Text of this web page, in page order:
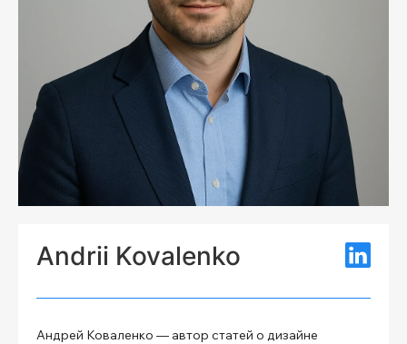
Andrii Kovalenko
Андрей Коваленко — автор статей о дизайне